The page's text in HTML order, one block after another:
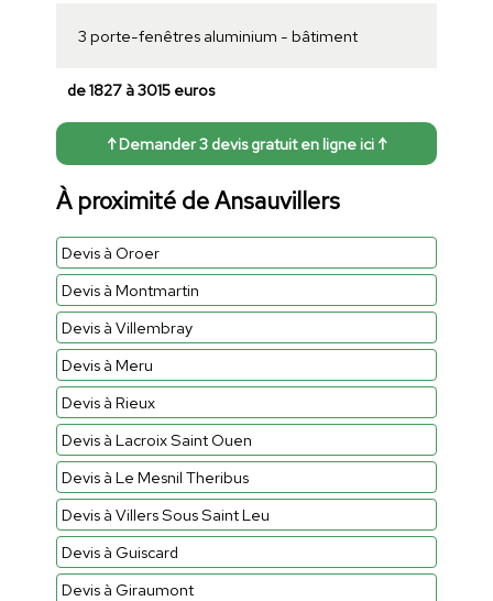
3 porte-fenêtres aluminium - bâtiment
de 1827 à 3015 euros
↑ Demander 3 devis gratuit en ligne ici ↑
À proximité de Ansauvillers
Devis à Oroer
Devis à Montmartin
Devis à Villembray
Devis à Meru
Devis à Rieux
Devis à Lacroix Saint Ouen
Devis à Le Mesnil Theribus
Devis à Villers Sous Saint Leu
Devis à Guiscard
Devis à Giraumont